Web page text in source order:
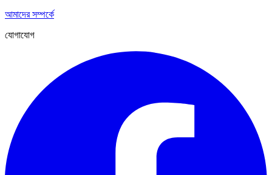
আমাদের সম্পর্কে
যোগাযোগ